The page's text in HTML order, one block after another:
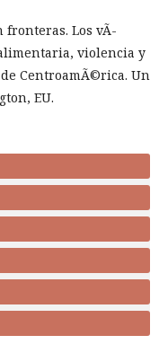
fronteras. Los vÃ­
violencia y
CentroamÃ©rica. Un
EU.